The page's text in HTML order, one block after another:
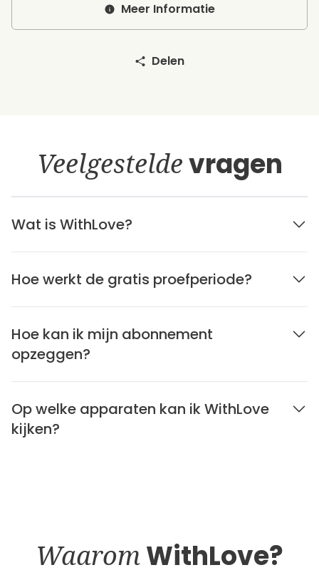
Meer Informatie
Delen
Veelgesteldevragen
Wat is WithLove?
Hoe werkt de gratis proefperiode?
Hoe kan ik mijn abonnement
opzeggen?
Op welke apparaten kan ik WithLove
kijken?
WaaromWithLove?